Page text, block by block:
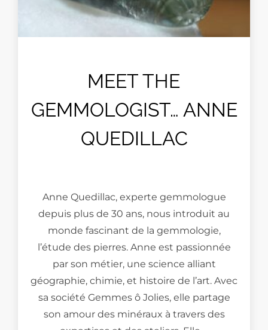
MEET THE
GEMMOLOGIST… ANNE
QUEDILLAC
Anne Quedillac, experte gemmologue
depuis plus de 30 ans, nous introduit au
monde fascinant de la gemmologie,
l’étude des pierres. Anne est passionnée
par son métier, une science alliant
géographie, chimie, et histoire de l’art. Avec
sa société Gemmes ô Jolies, elle partage
son amour des minéraux à travers des